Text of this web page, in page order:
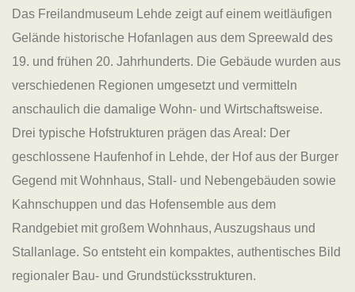
Das Freilandmuseum Lehde zeigt auf einem weitläufigen
Gelände historische Hofanlagen aus dem Spreewald des
19. und frühen 20. Jahrhunderts. Die Gebäude wurden aus
verschiedenen Regionen umgesetzt und vermitteln
anschaulich die damalige Wohn- und Wirtschaftsweise.
Drei typische Hofstrukturen prägen das Areal: Der
geschlossene Haufenhof in Lehde, der Hof aus der Burger
Gegend mit Wohnhaus, Stall- und Nebengebäuden sowie
Kahnschuppen und das Hofensemble aus dem
Randgebiet mit großem Wohnhaus, Auszugshaus und
Stallanlage. So entsteht ein kompaktes, authentisches Bild
regionaler Bau- und Grundstücksstrukturen.